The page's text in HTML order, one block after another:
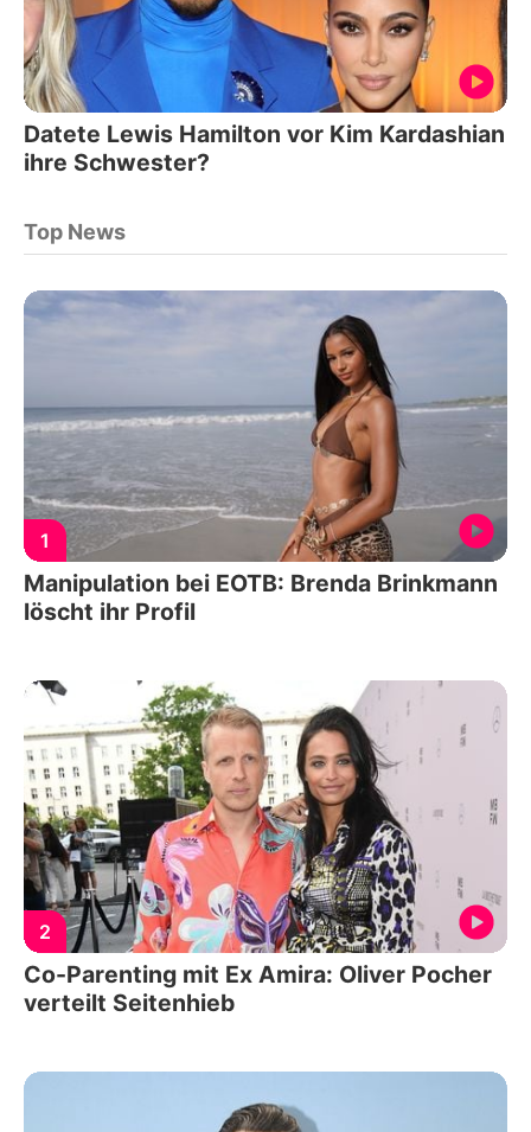
Datete Lewis Hamilton vor Kim Kardashian
ihre Schwester?
Top News
1
Manipulation bei EOTB: Brenda Brinkmann
löscht ihr Profil
2
Co-Parenting mit Ex Amira: Oliver Pocher
verteilt Seitenhieb